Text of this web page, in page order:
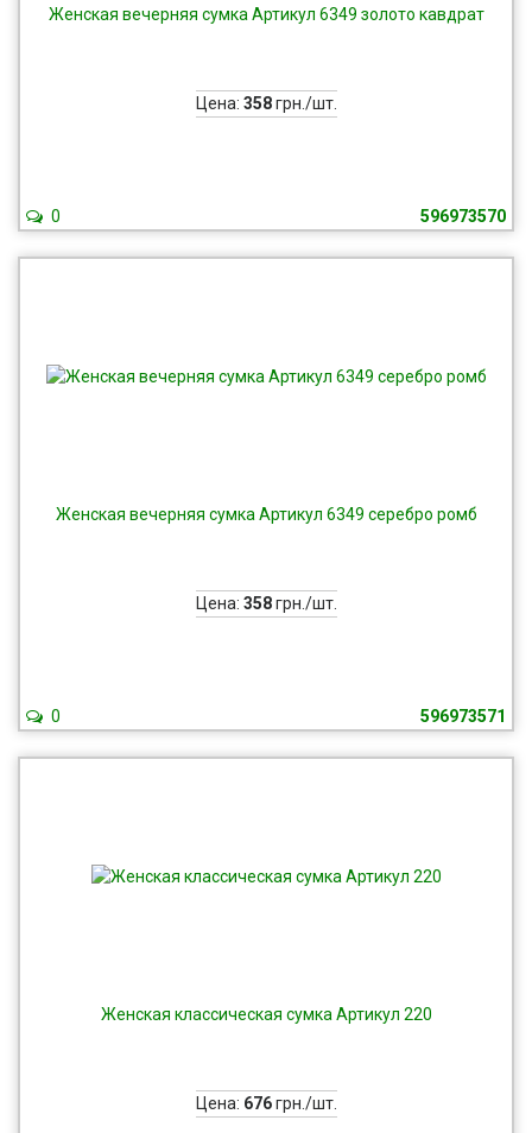
Женская вечерняя сумка Артикул 6349 золото кавдрат
Цена: 358грн./шт.
596973570
0
Женская вечерняя сумка Артикул 6349 серебро ромб
Цена: 358грн./шт.
596973571
0
Женская классическая сумка Артикул 220
Цена: 676грн./шт.